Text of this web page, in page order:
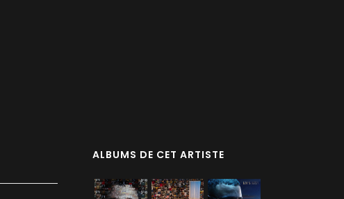
ALBUMS DE CET ARTISTE